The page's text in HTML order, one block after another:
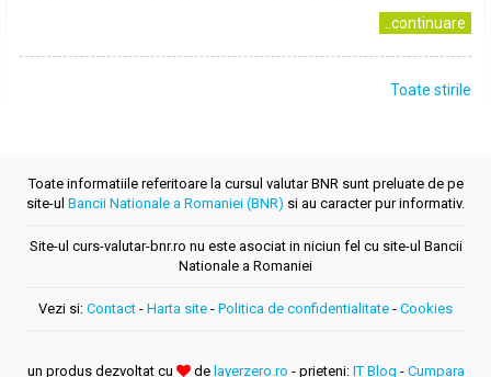
..continuare
Toate stirile
Toate informatiile referitoare la cursul valutar BNR sunt preluate de pe
site-ul Bancii Nationale a Romaniei (BNR) si au caracter pur informativ.
Site-ul curs-valutar-bnr.ro nu este asociat in niciun fel cu site-ul Bancii
Nationale a Romaniei
Vezi si: Contact - Harta site - Politica de confidentialitate - Cookies
un produs dezvoltat cu de layerzero.ro - prieteni: IT Blog - Cumpara